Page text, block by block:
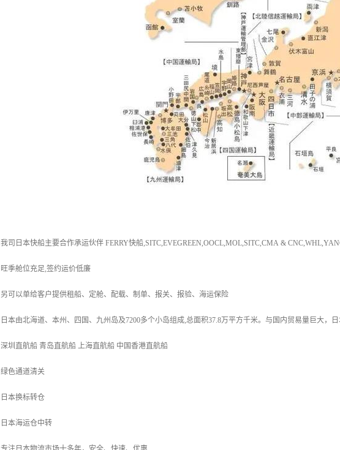
我司日本快船主要合作承运伙伴 FERRY快船,SITC,EVEGREEN,OOCL,MOL,SITC,CMA &
旺季舱位充足,签约运价低廉
另可以单给客户提供租船、定舱、配载、制单、报关、报验、海运保险
日本由北海道、本州、四国、九州岛及7200多个小岛组成,总面积37.8万平方千米。与国内贸易量巨大，
深圳直航船 青岛直航船 上海直航船 中国香港直航船
绿色通道清关
日本换标转仓
日本海运仓中转